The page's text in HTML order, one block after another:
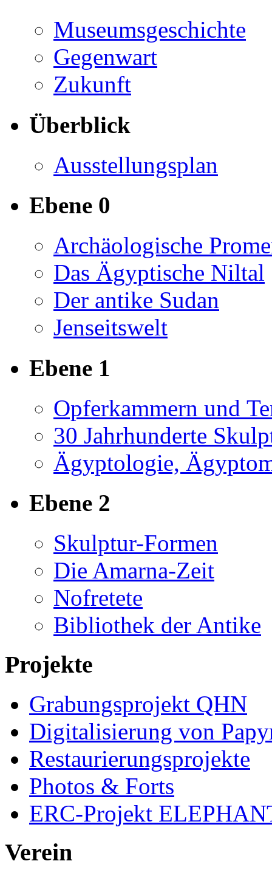
Museumsgeschichte
Gegenwart
Zukunft
Überblick
Ausstellungsplan
Ebene 0
Archäologische
Das Ägyptische Niltal
Der antike Sudan
Jenseitswelt
Ebene 1
Opferkammern und
30 Jahrhunderte
Ägyptologie,
Ebene 2
Skulptur-Formen
Die Amarna-Zeit
Nofretete
Bibliothek der Antike
Projekte
Grabungsprojekt QHN
Digitalisierung von
Restaurierungsprojekte
Photos & Forts
ERC-Projekt
Verein